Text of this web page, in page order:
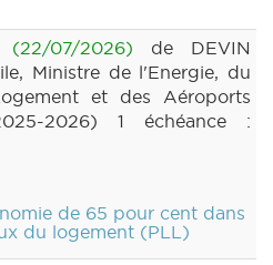
(22/07/2026) de DEVIN
Ministre de l'Energie, du
et des Aéroports
2026) 1 échéance :
de 65 pour cent dans
du logement (PLL)